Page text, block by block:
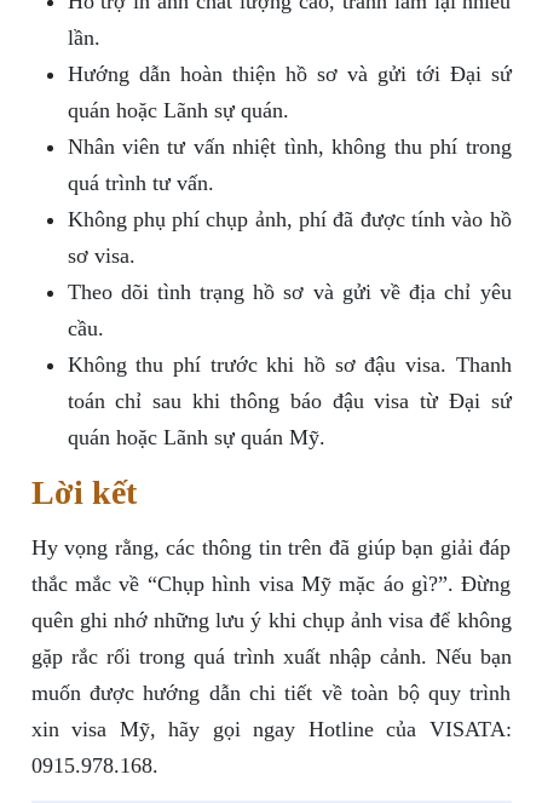
lần.
Hướng dẫn hoàn thiện hồ sơ và gửi tới Đại sứ
quán hoặc Lãnh sự quán.
Nhân viên tư vấn nhiệt tình, không thu phí trong
quá trình tư vấn.
Không phụ phí chụp ảnh, phí đã được tính vào hồ
sơ visa.
Theo dõi tình trạng hồ sơ và gửi về địa chỉ yêu
cầu.
Không thu phí trước khi hồ sơ đậu visa. Thanh
toán chỉ sau khi thông báo đậu visa từ Đại sứ
quán hoặc Lãnh sự quán Mỹ.
Lời kết
Hy vọng rằng, các thông tin trên đã giúp bạn giải đáp
thắc mắc về “Chụp hình visa Mỹ mặc áo gì?”. Đừng
quên ghi nhớ những lưu ý khi chụp ảnh visa để không
gặp rắc rối trong quá trình xuất nhập cảnh. Nếu bạn
muốn được hướng dẫn chi tiết về toàn bộ quy trình
xin visa Mỹ, hãy gọi ngay Hotline của VISATA:
0915.978.168.